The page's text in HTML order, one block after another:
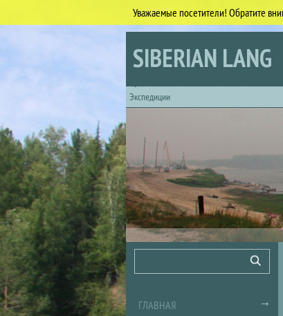
Уважаемые посетители! Обратите
SIBERIAN LANG
Экспедиции
ГЛАВНАЯ